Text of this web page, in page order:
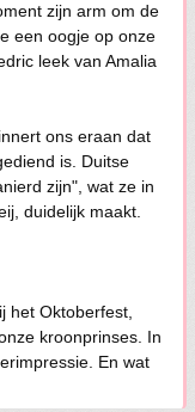
zijn arm om de
een oogje op onze
leek van Amalia
ons eraan dat
is. Duitse
zijn", wat ze in
duidelijk maakt.
het Oktoberfest,
kroonprinses. In
En wat